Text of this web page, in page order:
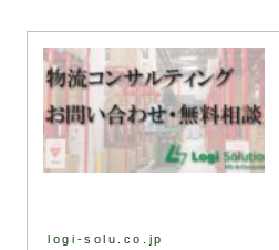
logi-solu.co.jp